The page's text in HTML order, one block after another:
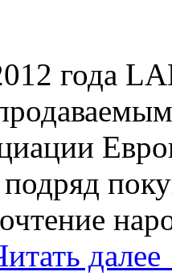
года
далее